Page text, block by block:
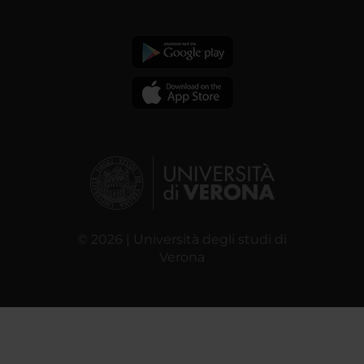
© 2026 | Università degli studi di
Verona